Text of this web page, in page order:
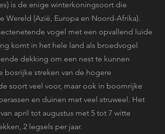
is de enige winterkoningsoort die
Wereld (Azië, Europa en Noord-Afrika).
vogel met een opvallend luide
komt in het hele land als broedvogel
dekking om een nest te kunnen
bosrijke streken van de hogere
soort veel voor, maar ook in boomrijke
en duinen met veel struweel. Het
april tot augustus met 5 tot 7 witte
2 legsels per jaar.